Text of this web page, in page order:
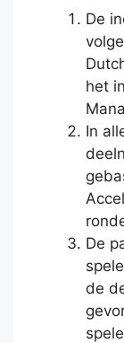
De
het
In
De
de